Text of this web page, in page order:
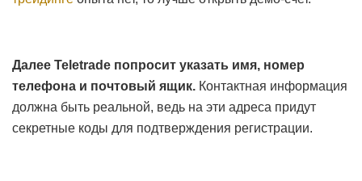
Далее Teletrade попросит указать имя, номер
телефона и почтовый ящик. Контактная информация
должна быть реальной, ведь на эти адреса придут
секретные коды для подтверждения регистрации.